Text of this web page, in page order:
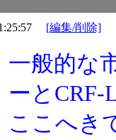
[編集/削除]
一般的な
ーとCRF-
ここへき